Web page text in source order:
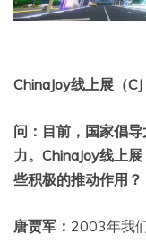
ChinaJoy线上展（
问：目前，国家倡
力。ChinaJoy线上
些积极的推动作用？
唐贾军： 2003年我